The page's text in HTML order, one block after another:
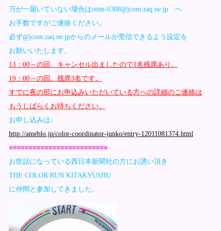
万が一届いていない場合はottm-0308@jcom.zaq.ne.jp へ
お手数ですがご連絡ください。
必ず@jcom.zaq.ne.jpからのメールが受信できるよう設定を
お願いいたします。
13：00～の回、キャンセル出ましたので1名残席あり。
19：00～の回、残席3名です。
すでに夜の部にお申込みいただいている方への詳細のご連絡は
もうしばらくお待ちください。
お申し込みは↓
http://ameblo.jp/color-coordinator-junko/entry-12011081374.html
■■■■■■■■■■■■■■■■■■■■■■■■■
お世話になっている西日本新聞社の方にお誘い頂き
THE COLOR RUN KITAKYUSHU
に仲間と参加してきました。